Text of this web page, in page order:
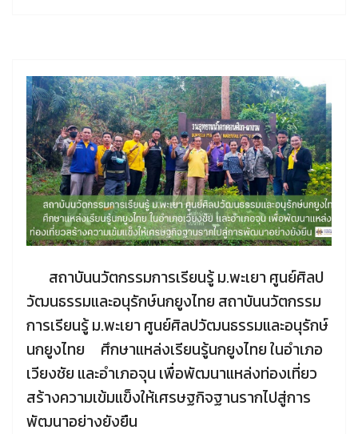
สถาบันนวัตกรรมการเรียนรู้ ม.พะเยา ศูนย์ศิลป
วัฒนธรรมและอนุรักษ์นกยูงไทย สถาบันนวัตกรรม
การเรียนรู้ ม.พะเยา ศูนย์ศิลปวัฒนธรรมและอนุรักษ์
นกยูงไทย ศึกษาแหล่งเรียนรู้นกยูงไทย ในอำเภอ
เวียงชัย และอำเภอจุน เพื่อพัฒนาแหล่งท่องเที่ยว
สร้างความเข้มแข็งให้เศรษฐกิจฐานรากไปสู่การ
พัฒนาอย่างยังยืน